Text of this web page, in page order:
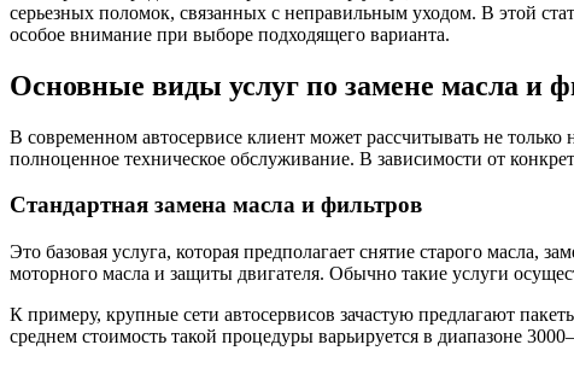
серьезных поломок, связанных с неправильным уходом. В этой
особое внимание при выборе подходящего варианта.
Основные виды услуг по замене масла и
В современном автосервисе клиент может рассчитывать не
полноценное техническое обслуживание. В зависимости от
Стандартная замена масла и фильтров
Это базовая услуга, которая предполагает снятие старого масла,
моторного масла и защиты двигателя. Обычно такие услуги
К примеру, крупные сети автосервисов зачастую предлагают
среднем стоимость такой процедуры варьируется в диапазоне